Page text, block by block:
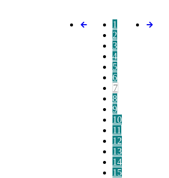
1
2
3
4
5
6
7
8
9
10
11
12
13
14
15